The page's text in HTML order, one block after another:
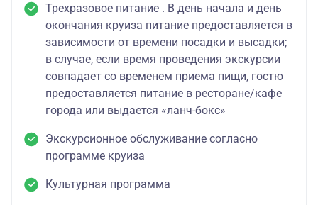
Трехразовое питание . В день начала и день
окончания круиза питание предоставляется в
зависимости от времени посадки и высадки;
в случае, если время проведения экскурсии
совпадает со временем приема пищи, гостю
предоставляется питание в ресторане/кафе
города или выдается «ланч-бокс»
Экскурсионное обслуживание согласно
программе круиза
Культурная программа